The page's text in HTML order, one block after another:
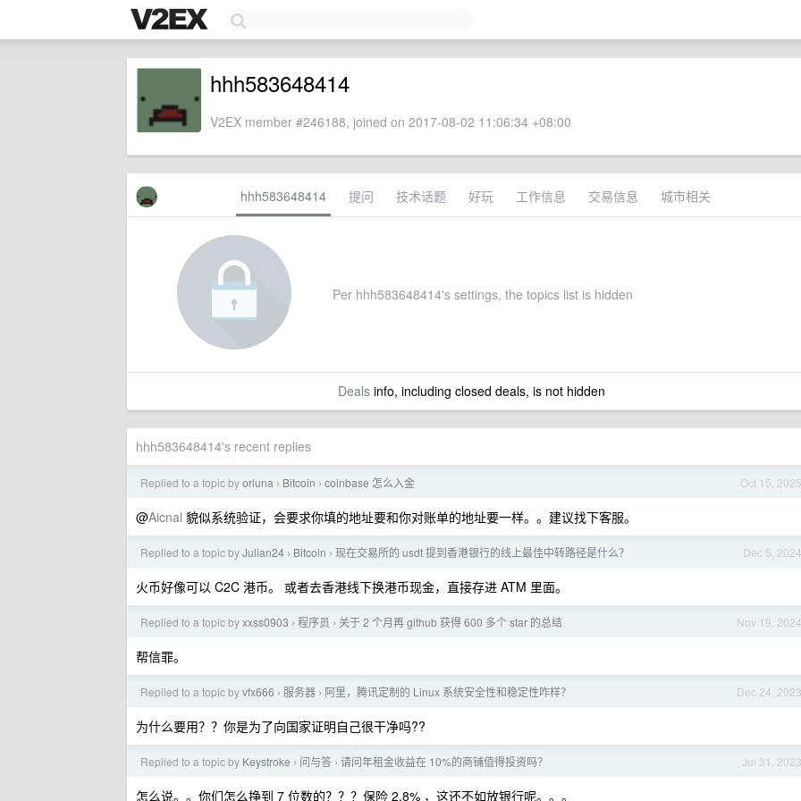
hhh583648414
V2EX member #246188, joined on 2017-08-02 11:06:34 +08:00
hhh583648414 提问 技术话题 好玩 工作信息 交易信息 城市相关
Per hhh583648414's settings, the topics list is hidden
Dealsinfo, including closed deals, is not hidden
hhh583648414's recent replies
Oct 15, 2025
Replied to a topic byorluna › Bitcoin › coinbase 怎么入金
@Aicnal 貌似系统验证，会要求你填的地址要和你对账单的地址要一样。。建议找下客服。
Dec 5, 2024
Replied to a topic byJulian24 › Bitcoin › 现在交易所的 usdt 提到香港银行的线上最佳中转路径是什么？
火币好像可以 C2C 港币。 或者去香港线下换港币现金，直接存进 ATM 里面。
Nov 19, 2024
Replied to a topic byxxss0903 › 程序员 › 关于 2 个月再 github 获得 600 多个 star 的总结
帮信罪。
Dec 24, 2023
Replied to a topic byvfx666 › 服务器 › 阿里，腾讯定制的 Linux 系统安全性和稳定性咋样？
为什么要用？？你是为了向国家证明自己很干净吗??
Jul 31, 2023
Replied to a topic by Keystroke › 问与答 › 请问年租金收益在 10%的商铺值得投资吗？
怎么说。。你们怎么挣到 7 位数的？？？保险 2.8% ，这还不如放银行呢。。。